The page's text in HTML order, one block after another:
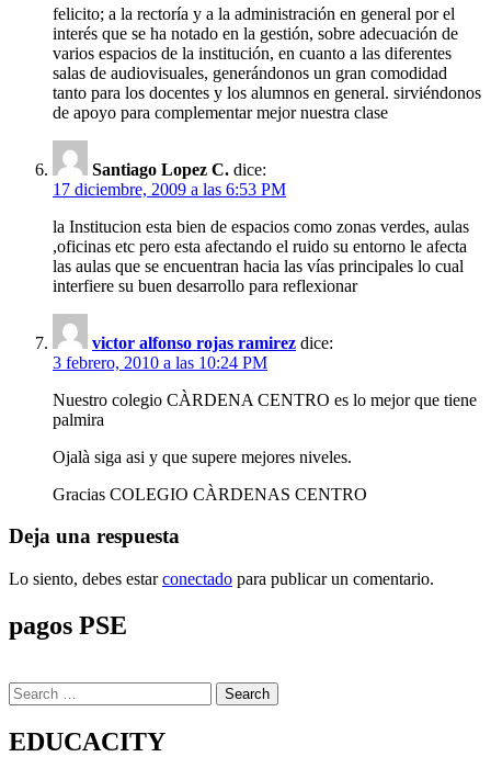
felicito; a la rectoría y a la administración en general por el
interés que se ha notado en la gestión, sobre adecuación de
varios espacios de la institución, en cuanto a las diferentes
salas de audiovisuales, generándonos un gran comodidad
tanto para los docentes y los alumnos en general. sirviéndonos
de apoyo para complementar mejor nuestra clase
Santiago Lopez C. dice:
17 diciembre, 2009 a las 6:53 PM
la Institucion esta bien de espacios como zonas verdes, aulas
,oficinas etc pero esta afectando el ruido su entorno le afecta
las aulas que se encuentran hacia las vías principales lo cual
interfiere su buen desarrollo para reflexionar
victor alfonso rojas ramirez dice:
3 febrero, 2010 a las 10:24 PM
Nuestro colegio CÀRDENA CENTRO es lo mejor que tiene
palmira
Ojalà siga asi y que supere mejores niveles.
Gracias COLEGIO CÀRDENAS CENTRO
Deja una respuesta
Lo siento, debes estarconectado para publicar un comentario.
pagos PSE
Search
for:
EDUCACITY